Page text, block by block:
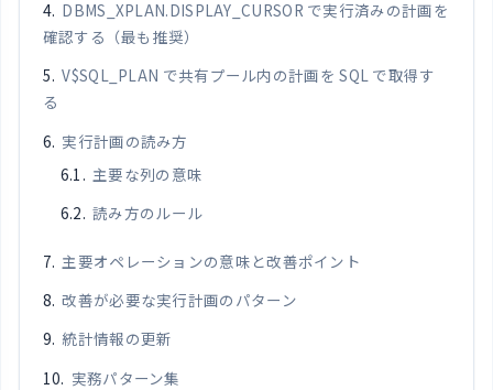
DBMS_XPLAN.DISPLAY_CURSOR で実行済みの計画を
確認する（最も推奨）
V$SQL_PLAN で共有プール内の計画を SQL で取得す
る
実行計画の読み方
主要な列の意味
読み方のルール
主要オペレーションの意味と改善ポイント
改善が必要な実行計画のパターン
統計情報の更新
実務パターン集